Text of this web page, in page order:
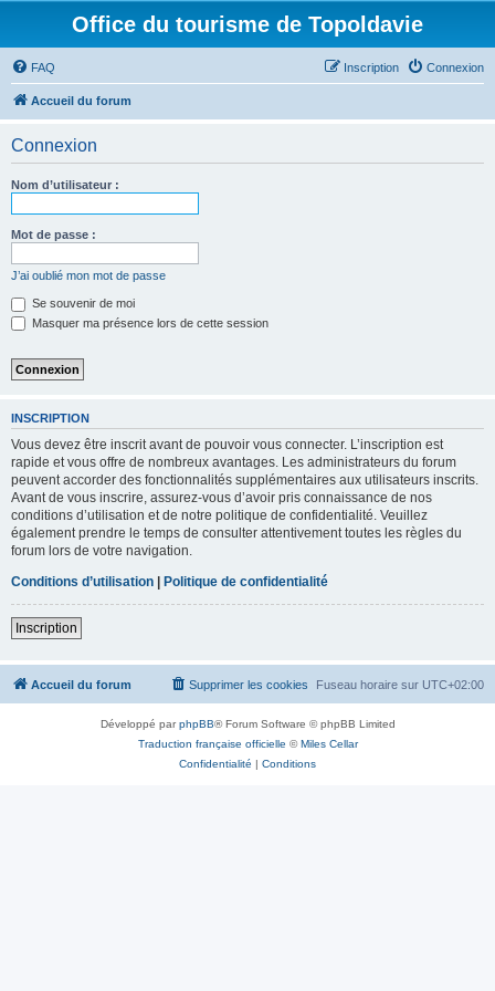
Office du tourisme de Topoldavie
FAQ Connexion
Inscription
Accueil du forum
Connexion
Nom d’utilisateur :
Mot de passe :
J’ai oublié mon mot de passe
Se souvenir de moi
Masquer ma présence lors de cette session
INSCRIPTION
Vous devez être inscrit avant de pouvoir vous connecter. L’inscription est
rapide et vous offre de nombreux avantages. Les administrateurs du forum
peuvent accorder des fonctionnalités supplémentaires aux utilisateurs inscrits.
Avant de vous inscrire, assurez-vous d’avoir pris connaissance de nos
conditions d’utilisation et de notre politique de confidentialité. Veuillez
également prendre le temps de consulter attentivement toutes les règles du
forum lors de votre navigation.
Conditions d’utilisation | Politique de confidentialité
Inscription
Accueil du forum Fuseau horaire sur UTC+02:00
Supprimer les cookies
Développé parphpBB® Forum Software © phpBB Limited
Traduction française officielle ©Miles Cellar
Confidentialité | Conditions